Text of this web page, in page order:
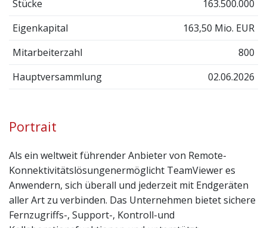
Stücke
163.500.000
Eigenkapital
163,50 Mio. EUR
Mitarbeiterzahl
800
Hauptversammlung
02.06.2026
Portrait
Als ein weltweit führender Anbieter von Remote-
Konnektivitätslösungenermöglicht TeamViewer es
Anwendern, sich überall und jederzeit mit Endgeräten
aller Art zu verbinden. Das Unternehmen bietet sichere
Fernzugriffs-, Support-, Kontroll-und